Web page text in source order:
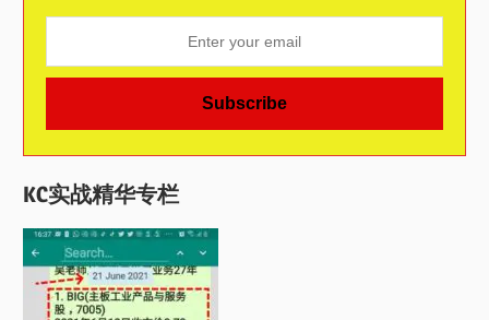
KC实战精华专栏